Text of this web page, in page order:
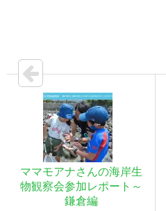
ママモアナさんの海岸生
物観察会参加レポート～
鎌倉編